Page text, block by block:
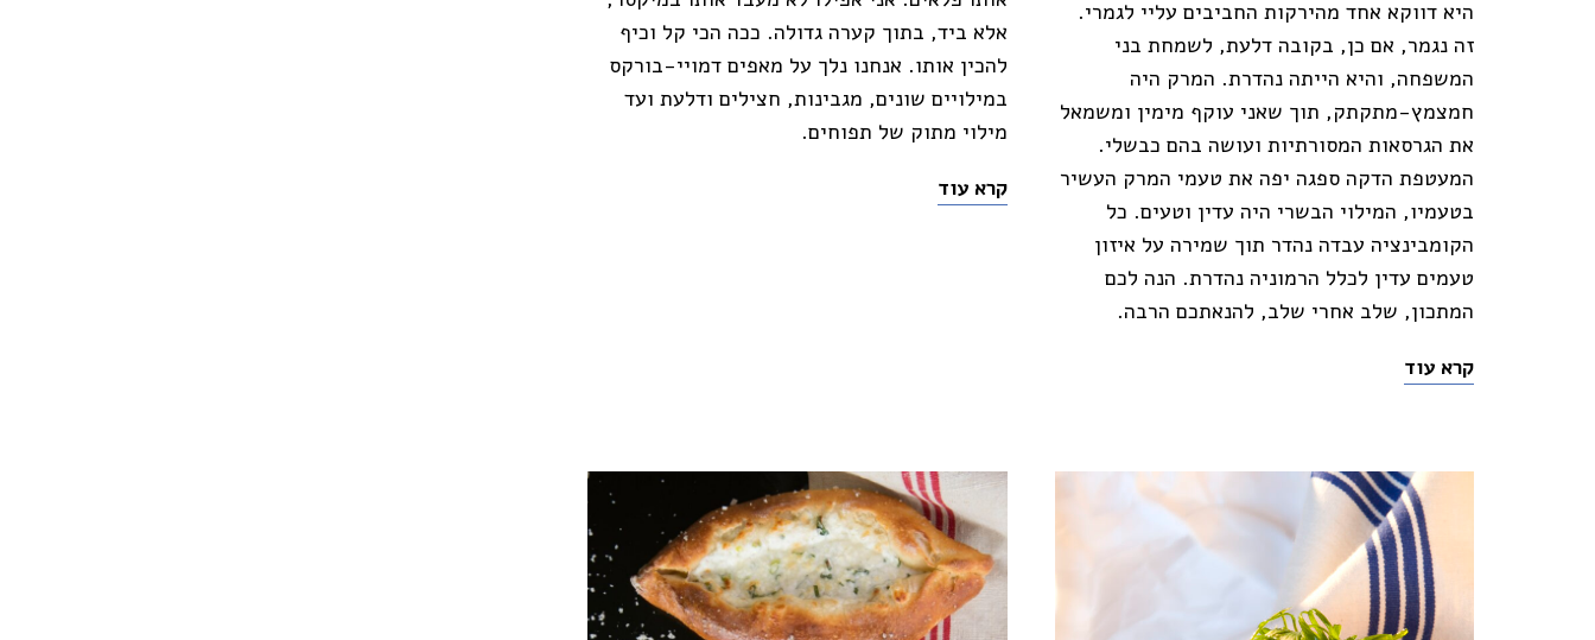
היא דווקא אחד מהירקות החביבים עליי לגמרי.
זה נגמר, אם כן, בקובה דלעת, לשמחת בני
המשפחה, והיא הייתה נהדרת. המרק היה
חמצמץ-מתקתק, תוך שאני עוקף מימין ומשמאל
את הגרסאות המסורתיות ועושה בהם כבשלי.
המעטפת הדקה ספגה יפה את טעמי המרק העשיר
בטעמיו, המילוי הבשרי היה עדין וטעים. כל
הקומבינציה עבדה נהדר תוך שמירה על איזון
טעמים עדין לכלל הרמוניה נהדרת. הנה לכם
המתכון, שלב אחרי שלב, להנאתכם הרבה.
קרא עוד
אלא ביד, בתוך קערה גדולה. ככה הכי קל וכיף
להכין אותו. אנחנו נלך על מאפים דמויי-בורקס
במילויים שונים, מגבינות, חצילים ודלעת ועד
מילוי מתוק של תפוחים.
קרא עוד